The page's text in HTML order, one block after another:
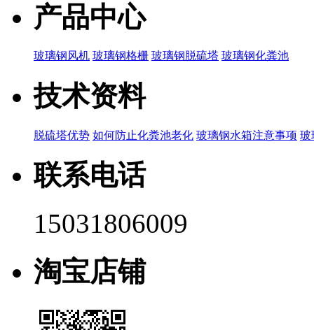
产品中心
玻璃钢风机 玻璃钢格栅 玻璃钢脱硫塔 玻璃钢化粪池
技术资料
脱硫塔优势 如何防止化粪池老化 玻璃钢水箱注意事项 玻
联系电话
15031806009
淘宝店铺